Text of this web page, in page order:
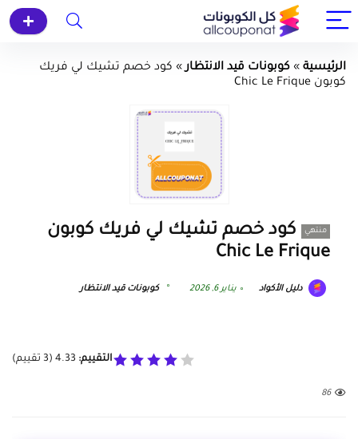
الرئيسية » كوبونات قيد الانتظار» كود خصم تشيك لي فريك
كوبون Chic Le Frique
منتهي
كود خصم تشيك لي فريك كوبون
Chic Le Frique
دليل الأكواد يناير 6, 2026 كوبونات قيد الانتظار
التقييم: 4.33
(
3 تقييم)
86